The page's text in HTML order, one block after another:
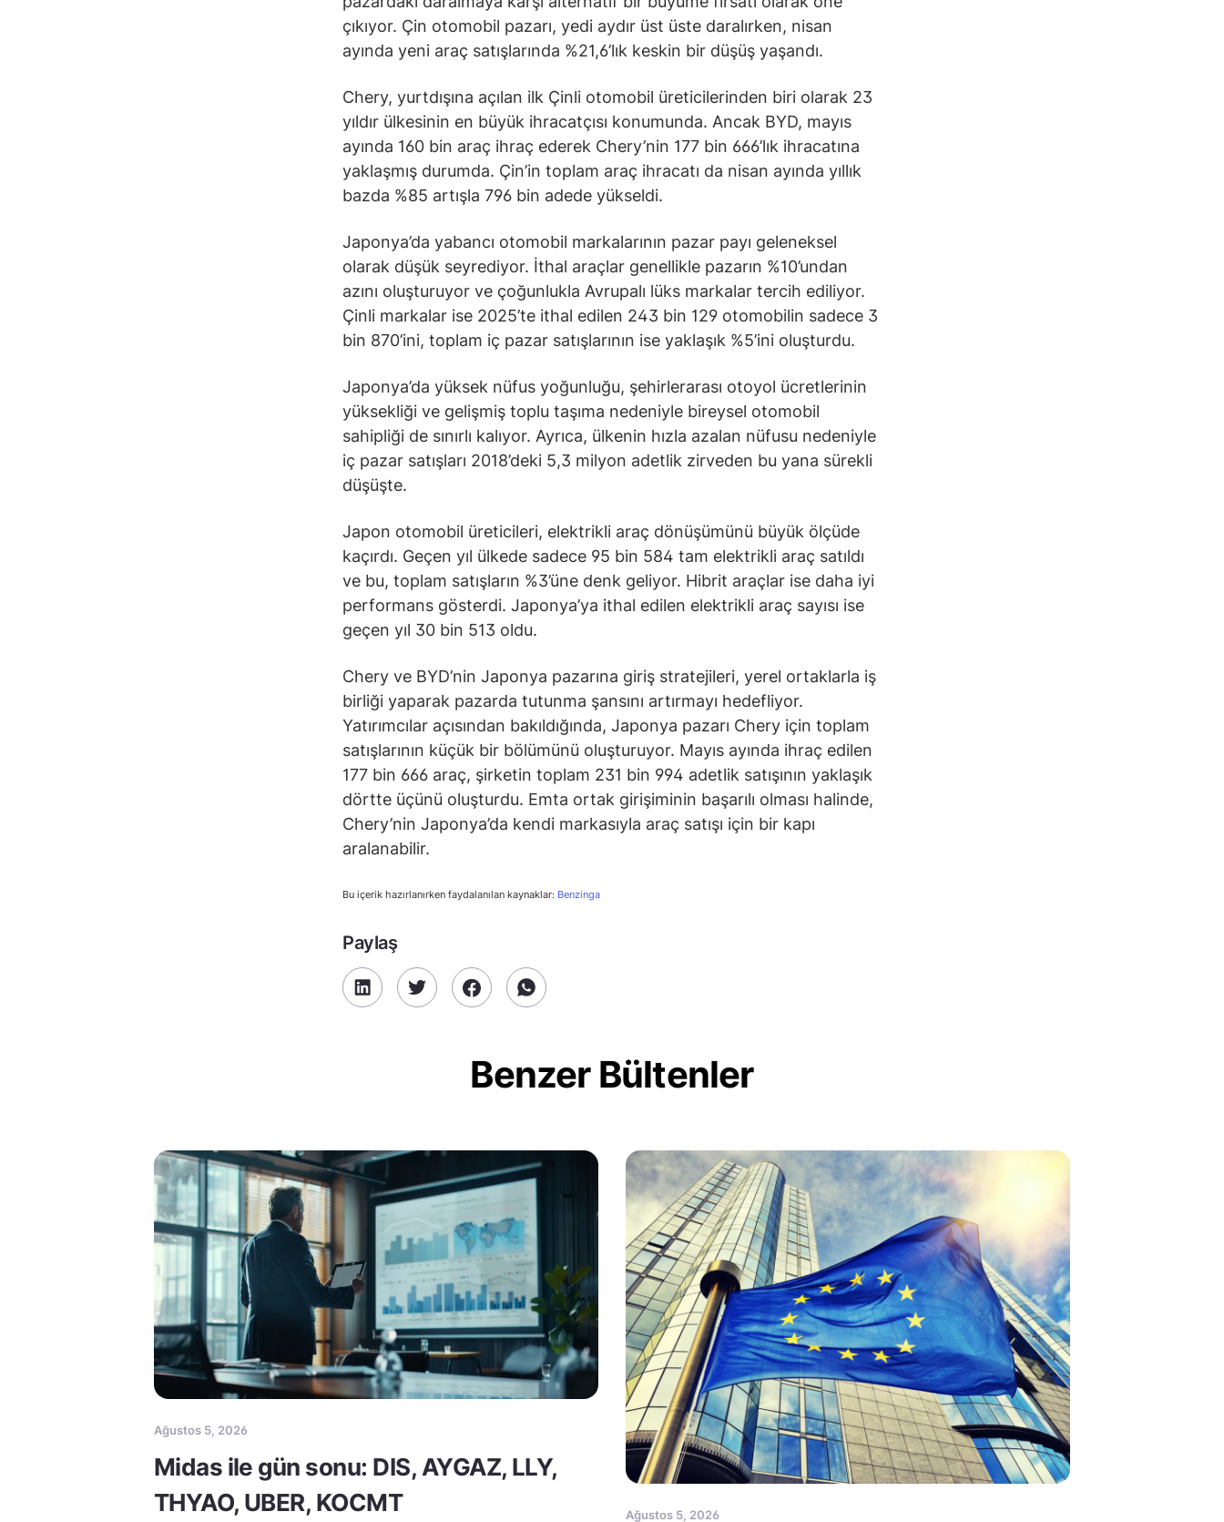
çıkıyor. Çin otomobil pazarı, yedi aydır üst üste daralırken, nisan
ayında yeni araç satışlarında %21,6’lık keskin bir düşüş yaşandı.
Chery, yurtdışına açılan ilk Çinli otomobil üreticilerinden biri olarak 23
yıldır ülkesinin en büyük ihracatçısı konumunda. Ancak BYD, mayıs
ayında 160 bin araç ihraç ederek Chery’nin 177 bin 666’lık ihracatına
yaklaşmış durumda. Çin’in toplam araç ihracatı da nisan ayında yıllık
bazda %85 artışla 796 bin adede yükseldi.
Japonya’da yabancı otomobil markalarının pazar payı geleneksel
olarak düşük seyrediyor. İthal araçlar genellikle pazarın %10’undan
azını oluşturuyor ve çoğunlukla Avrupalı lüks markalar tercih ediliyor.
Çinli markalar ise 2025’te ithal edilen 243 bin 129 otomobilin sadece 3
bin 870’ini, toplam iç pazar satışlarının ise yaklaşık %5’ini oluşturdu.
Japonya’da yüksek nüfus yoğunluğu, şehirlerarası otoyol ücretlerinin
yüksekliği ve gelişmiş toplu taşıma nedeniyle bireysel otomobil
sahipliği de sınırlı kalıyor. Ayrıca, ülkenin hızla azalan nüfusu nedeniyle
iç pazar satışları 2018’deki 5,3 milyon adetlik zirveden bu yana sürekli
düşüşte.
Japon otomobil üreticileri, elektrikli araç dönüşümünü büyük ölçüde
kaçırdı. Geçen yıl ülkede sadece 95 bin 584 tam elektrikli araç satıldı
ve bu, toplam satışların %3’üne denk geliyor. Hibrit araçlar ise daha iyi
performans gösterdi. Japonya’ya ithal edilen elektrikli araç sayısı ise
geçen yıl 30 bin 513 oldu.
Chery ve BYD’nin Japonya pazarına giriş stratejileri, yerel ortaklarla iş
birliği yaparak pazarda tutunma şansını artırmayı hedefliyor.
Yatırımcılar açısından bakıldığında, Japonya pazarı Chery için toplam
satışlarının küçük bir bölümünü oluşturuyor. Mayıs ayında ihraç edilen
177 bin 666 araç, şirketin toplam 231 bin 994 adetlik satışının yaklaşık
dörtte üçünü oluşturdu. Emta ortak girişiminin başarılı olması halinde,
Chery’nin Japonya’da kendi markasıyla araç satışı için bir kapı
aralanabilir.
Bu içerik hazırlanırken faydalanılan kaynaklar: Benzinga
Paylaş
Benzer Bültenler
Ağustos 5, 2026
Midas ile gün sonu: DIS, AYGAZ, LLY,
THYAO, UBER, KOCMT
Ağustos 5, 2026